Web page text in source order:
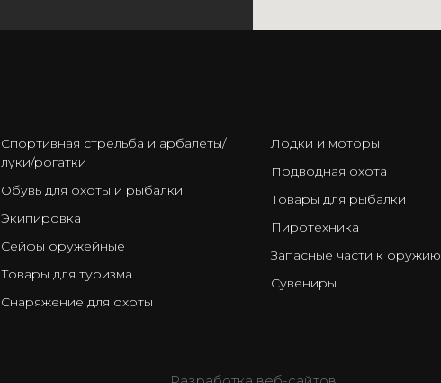
Спортивная стрельба и арбалеты/
луки/рогатки
Обувь для охоты и рыбалки
Экипировка
Сейфы оружейные
Товары для туризма
Снаряжение для охоты
Лодки и моторы
Подводная охота
Товары для рыбалки
Пиротехника
Запасные части к оружию
Сувениры